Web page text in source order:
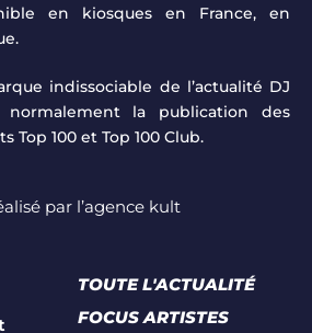
en kiosques en France, en
indissociable de l’actualité DJ
la publication des
Top 100 et Top 100 Club.
par l’agence kult
TOUTE L'ACTUALITÉ
FOCUS ARTISTES